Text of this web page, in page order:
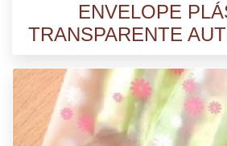
ENVELOPE
TRANSPARENTE